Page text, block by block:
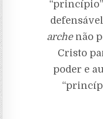
archenão
Cristo
poder e